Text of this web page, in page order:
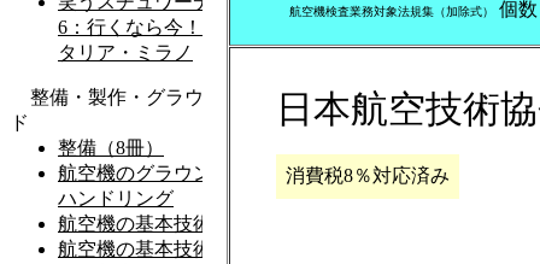
航空機検査業務対象法規集（加除式） 個
日本航空技術
消費税8％対応済み